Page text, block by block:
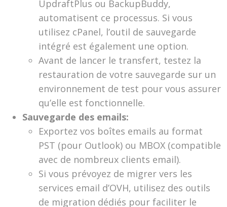
UpdraftPlus ou BackupBuddy,
automatisent ce processus. Si vous
utilisez cPanel, l’outil de sauvegarde
intégré est également une option.
Avant de lancer le transfert, testez la
restauration de votre sauvegarde sur un
environnement de test pour vous assurer
qu’elle est fonctionnelle.
Sauvegarde des emails:
Exportez vos boîtes emails au format
PST (pour Outlook) ou MBOX (compatible
avec de nombreux clients email).
Si vous prévoyez de migrer vers les
services email d’OVH, utilisez des outils
de migration dédiés pour faciliter le